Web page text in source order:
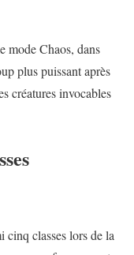
mode Chaos, dans
plus puissant après
créatures invocables
classes lors de la